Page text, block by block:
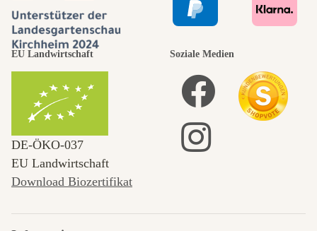
EU Landwirtschaft
DE‑ÖKO‑037
EU Landwirtschaft
Download Biozertifikat
Soziale Medien